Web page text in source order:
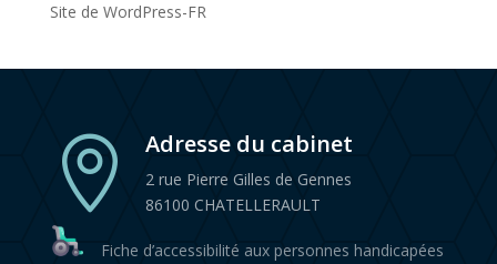
Site de WordPress-FR
 Adresse du cabinet
2 rue Pierre Gilles de Gennes
86100 CHATELLERAULT
Fiche d’accessibilité aux personnes handicapées